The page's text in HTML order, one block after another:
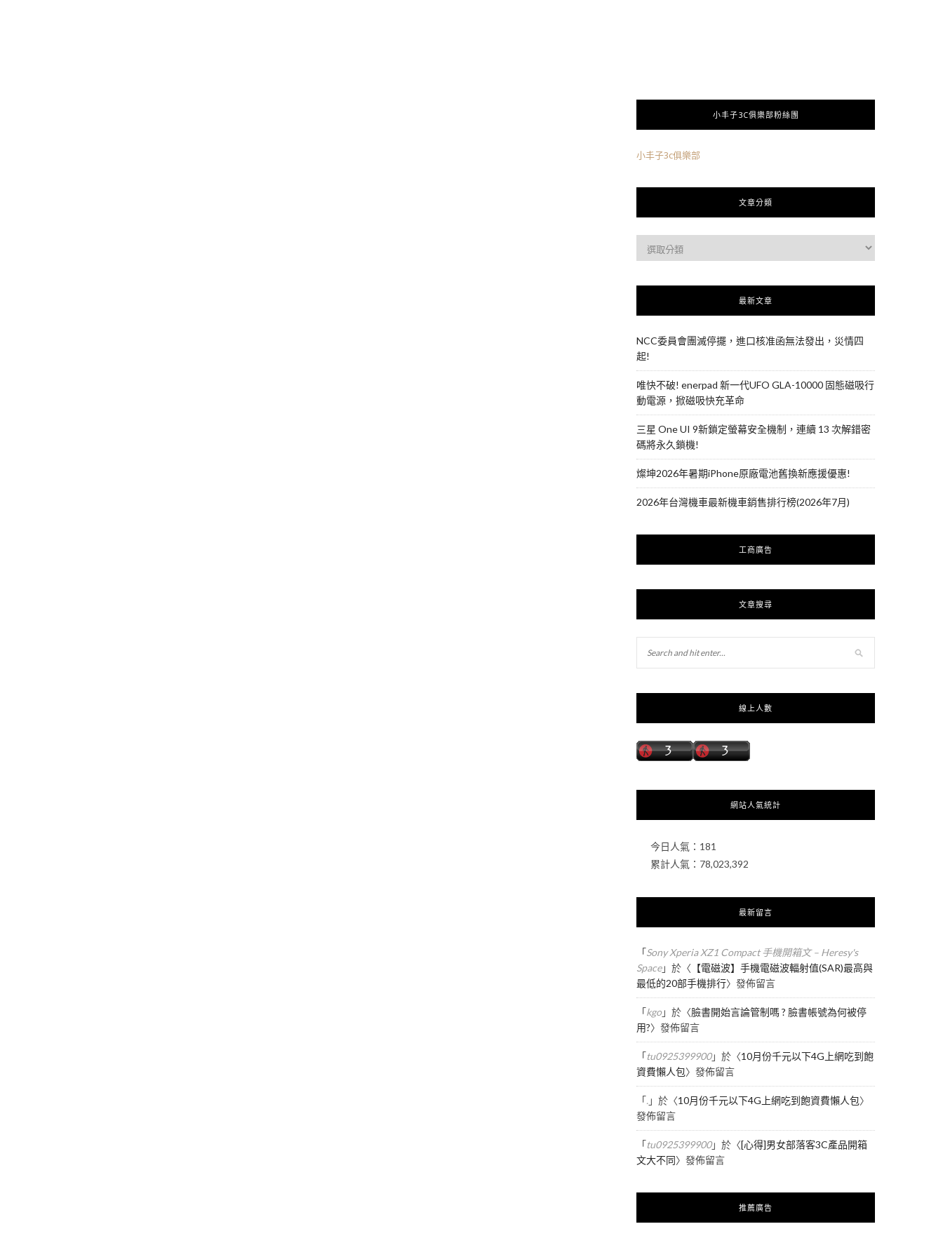
小丰子3C俱樂部粉絲團
小丰子3c俱樂部
文章分類
最新文章
NCC委員會團滅停擺，進口核准函無法發出，災情四
起!
唯快不破! enerpad 新一代UFO GLA-10000 固態磁吸行
動電源，掀磁吸快充革命
三星 One UI 9新鎖定螢幕安全機制，連續 13 次解錯密
碼將永久鎖機!
燦坤2026年暑期iPhone原廠電池舊換新應援優惠!
2026年台灣機車最新機車銷售排行榜(2026年7月)
工商廣告
文章搜尋
線上人數
網站人氣統計
今日人氣： 181
累計人氣： 78,023,392
最新留言
「Sony Xperia XZ1 Compact 手機開箱文 – Heresy's
Space」於〈 【電磁波】手機電磁波輻射值(SAR)最高與
最低的20部手機排行〉發佈留言
「kgo」於〈臉書開始言論管制嗎 ? 臉書帳號為何被停
用?〉發佈留言
「tu0925399900」於〈10月份千元以下4G上網吃到飽
資費懶人包〉發佈留言
「.」於〈10月份千元以下4G上網吃到飽資費懶人包〉
發佈留言
「tu0925399900」於〈[心得]男女部落客3C產品開箱
文大不同〉發佈留言
推薦廣告